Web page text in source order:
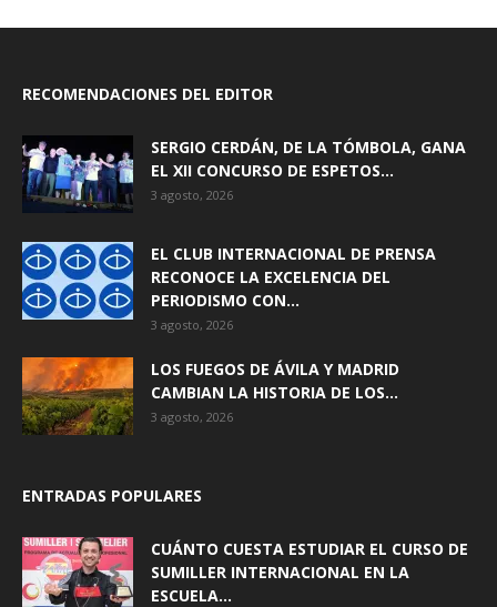
RECOMENDACIONES DEL EDITOR
SERGIO CERDÁN, DE LA TÓMBOLA, GANA
EL XII CONCURSO DE ESPETOS...
3 agosto, 2026
EL CLUB INTERNACIONAL DE PRENSA
RECONOCE LA EXCELENCIA DEL
PERIODISMO CON...
3 agosto, 2026
LOS FUEGOS DE ÁVILA Y MADRID
CAMBIAN LA HISTORIA DE LOS...
3 agosto, 2026
ENTRADAS POPULARES
CUÁNTO CUESTA ESTUDIAR EL CURSO DE
SUMILLER INTERNACIONAL EN LA
ESCUELA...